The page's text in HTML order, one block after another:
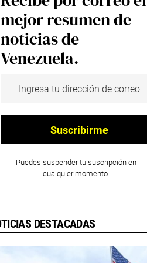
mejor resumen de
noticias de
Venezuela.
Puedes suspender tu suscripción en
cualquier momento.
DESTACADAS